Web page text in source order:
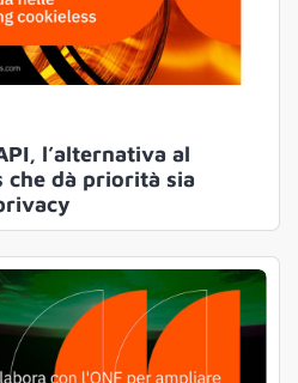
l’alternativa al
dà priorità sia